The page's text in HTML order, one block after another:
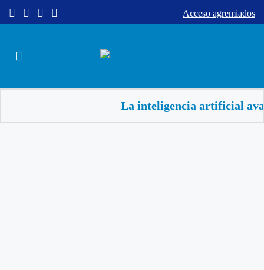
Acceso agremiados
La inteligencia artificial